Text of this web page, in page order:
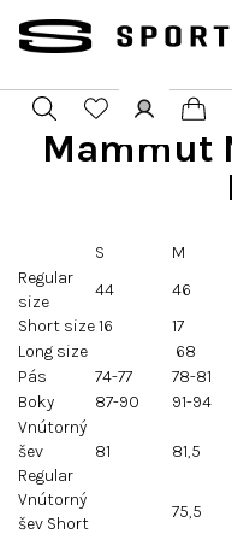
obsah
Hledat Přihlášení
Mammut
S M
Regular
size
44 46
Short size16 17
Long size
68
Pás
74-77 78-81
Boky
87-90 91-94
Vnútorný
šev
Regular
81 81,5
Vnútorný
šev Short
75,5